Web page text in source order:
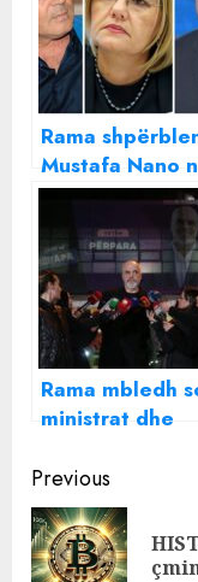
Rama
Mustafa Nano
ku u propozua
ambasador
Rama mbledh
ministrat dhe
majtë në
Continue
Reading
Previous